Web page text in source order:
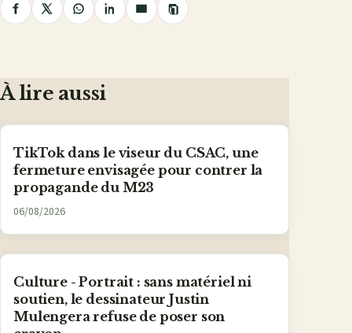
PartagerPartagerPartagerPartagerPartager
Copier
le
À lire aussi
TikTok dans le viseur du CSAC, une
fermeture envisagée pour contrer la
propagande du M23
06/08/2026
Culture - Portrait : sans matériel ni
soutien, le dessinateur Justin
Mulengera refuse de poser son